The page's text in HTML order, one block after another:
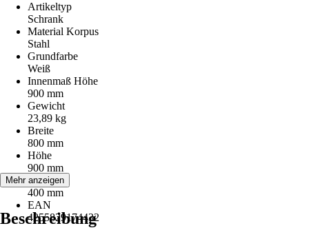
Artikeltyp
Schrank
Material Korpus
Stahl
Grundfarbe
Weiß
Innenmaß Höhe
900 mm
Gewicht
23,89 kg
Breite
800 mm
Höhe
900 mm
Tiefe
400 mm
EAN
4255829174432
Mehr anzeigen
Beschreibung